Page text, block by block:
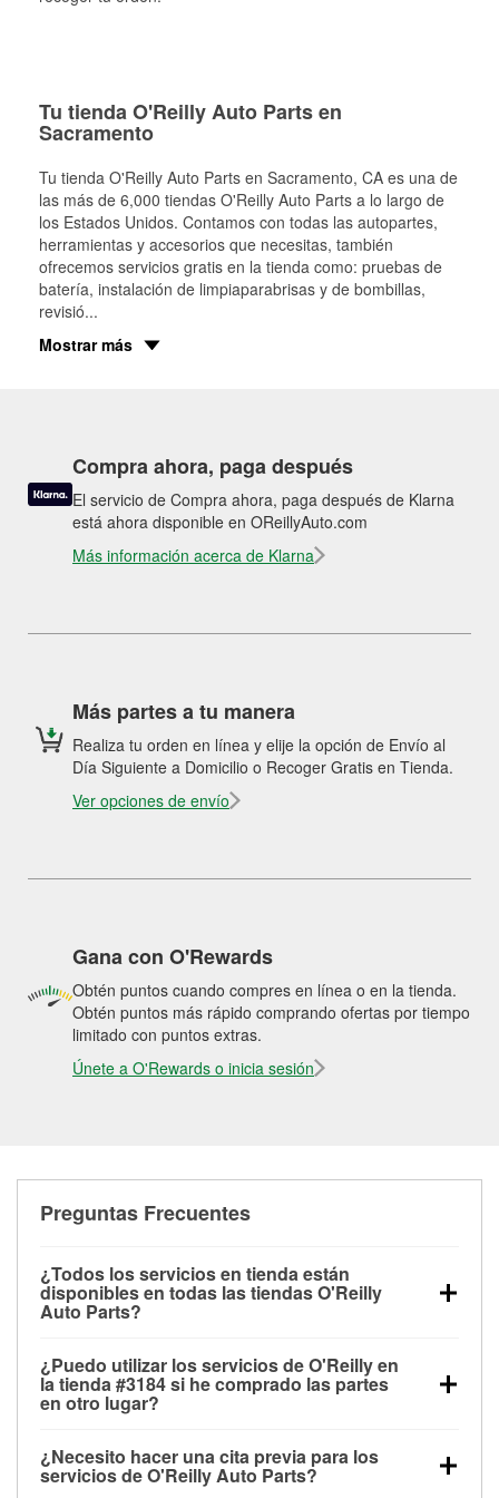
Tu tienda O'Reilly Auto Parts en
Sacramento
Tu tienda O'Reilly Auto Parts en Sacramento, CA es una de
las más de 6,000 tiendas O'Reilly Auto Parts a lo largo de
los Estados Unidos. Contamos con todas las autopartes,
herramientas y accesorios que necesitas, también
ofrecemos servicios gratis en la tienda como: pruebas de
batería, instalación de limpiaparabrisas y de bombillas,
revisió...
Mostrar más
Compra ahora, paga después
El servicio de Compra ahora, paga después de Klarna
está ahora disponible en OReillyAuto.com
Más información acerca de Klarna
Más partes a tu manera
Realiza tu orden en línea y elije la opción de Envío al
Día Siguiente a Domicilio o Recoger Gratis en Tienda.
Ver opciones de envío
Gana con O'Rewards
Obtén puntos cuando compres en línea o en la tienda.
Obtén puntos más rápido comprando ofertas por tiempo
limitado con puntos extras.
Únete a O'Rewards o inicia sesión
Preguntas Frecuentes
¿Todos los servicios en tienda están
disponibles en todas las tiendas O'Reilly
Auto Parts?
las pruebas de batería, pruebas de alternador y
motor de arranque, revisión de la luz “Check Engine”
con O'Reilly VeriScan® e instalación de
limpiaparabrisas o bombillas, están disponibles en
todas las tiendas O'Reilly Auto Parts. La tienda
¿Puedo utilizar los servicios de O'Reilly en
la tienda #3184 si he comprado las partes
en otro lugar?
de O'Reilly Auto Parts que estén disponibles en la
tienda #3184 de Sacramento, CA aunque hayas
¿Necesito hacer una cita previa para los
servicios de O'Reilly Auto Parts?